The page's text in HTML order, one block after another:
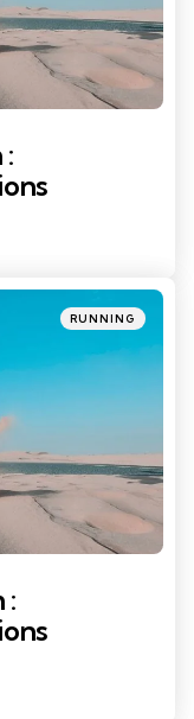
Posted
in
RUNNING
: